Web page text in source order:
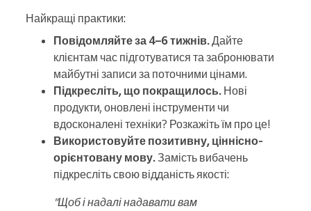
Найкращі практики:
Повідомляйте за 4–6 тижнів.Дайте
клієнтам час підготуватися та забронювати
майбутні записи за поточними цінами.
Підкресліть, що покращилось. Нові
продукти, оновлені інструменти чи
вдосконалені техніки? Розкажіть їм про це!
Використовуйте позитивну, ціннісно-
орієнтовану мову.Замість вибачень
підкресліть свою відданість якості:
"Щоб і надалі надавати вам